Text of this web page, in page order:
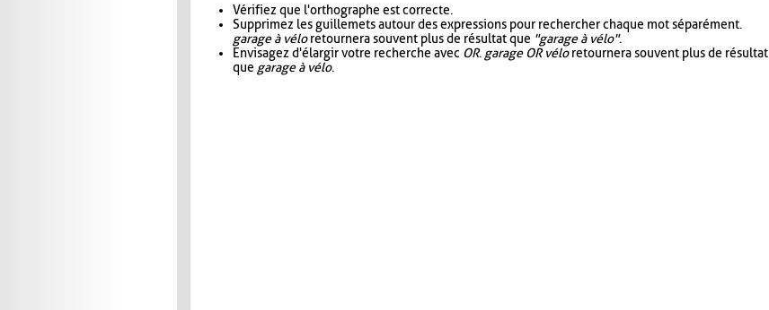
Vérifiez que l'orthographe est correcte.
Supprimez les guillemets autour des expressions pour rechercher chaque mot séparément.
garage à véloretournera souvent plus de résultat que "garage à vélo".
Envisagez d'élargir votre recherche avec OR. garage OR véloretournera souvent plus de résultat
que garage à vélo.